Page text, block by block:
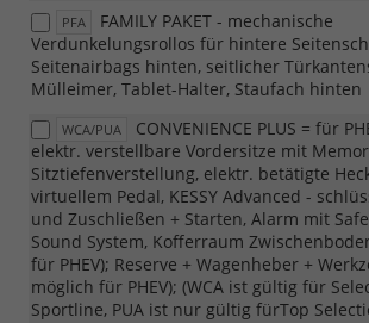
PFA
FAMILY PAKET - mechanische
Verdunkelungsrollos für hintere
Seitenairbags hinten, seitlicher
Mülleimer, Tablet-Halter, Staufach hinten
WCA/PUA
CONVENIENCE PLUS = für
elektr. verstellbare Vordersitze mit
Sitztiefenverstellung, elektr. betätigte
virtuellem Pedal, KESSY Advanced -
und Zuschließen + Starten, Alarm mit
Sound System, Kofferraum
für PHEV); Reserve + Wagenheber +
möglich für PHEV); (WCA ist gültig für
Sportline, PUA ist nur gültig fürTop